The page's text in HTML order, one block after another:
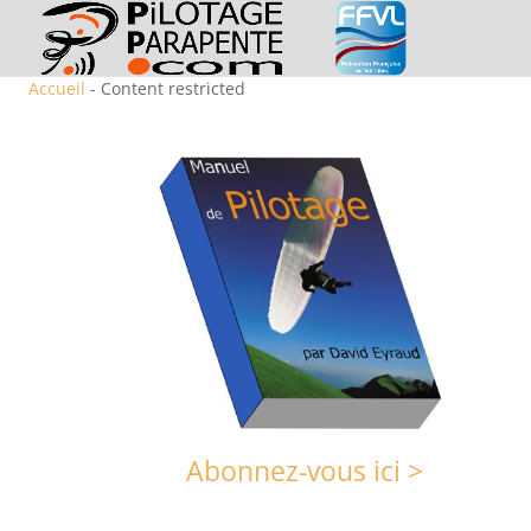
Accueil - Content restricted
Abonnez-vous ici >